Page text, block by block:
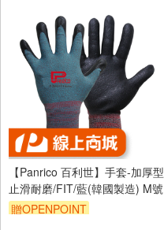
【Panrico 百利世】手套-加厚型
止滑耐磨/FIT/藍(韓國製造) M號
贈OPENPOINT